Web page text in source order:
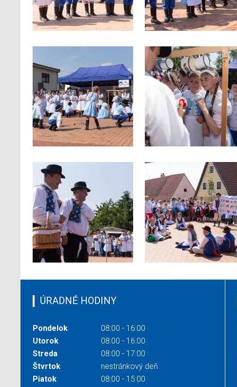
ÚRADNÉ HODINY
Pondelok
08:00 - 16:00
Utorok
08:00 - 16:00
Streda
08:00 - 17:00
Štvrtok
nestránkový deň
Piatok
08:00 - 15:00